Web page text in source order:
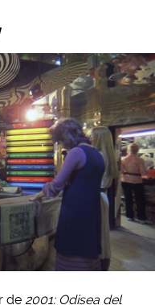
de 2001: Odisea del